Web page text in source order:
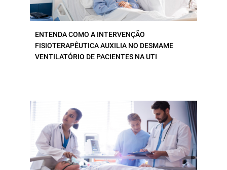
ENTENDA COMO A INTERVENÇÃO
FISIOTERAPÊUTICA AUXILIA NO DESMAME
VENTILATÓRIO DE PACIENTES NA UTI